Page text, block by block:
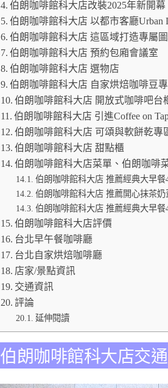
伯朗咖啡館科大店改裝2025年新開幕
伯朗咖啡館科大店 以都市客廳Urban
伯朗咖啡館科大店 這區域打造專屬
伯朗咖啡館科大店 預約包廂會議室
伯朗咖啡館科大店 選物店
伯朗咖啡館科大店 自家烘焙咖啡豆
伯朗咖啡館科大店 開放式咖啡吧台
伯朗咖啡館科大店 引進Coffee on
伯朗咖啡館科大店 可頌與軟餅乾專
伯朗咖啡館科大店 甜點櫃
伯朗咖啡館科大店菜單、伯朗咖啡
伯朗咖啡館科大店 推薦經典大早
伯朗咖啡館科大店 推薦開心抹茶奶
伯朗咖啡館科大店 推薦經典大早餐
伯朗咖啡館科大店評價
台北早午餐咖啡廳
台北自家烘焙咖啡廳
店家/景點資訊
交通資訊
評論
延伸閱讀
伯朗咖啡館科大店交